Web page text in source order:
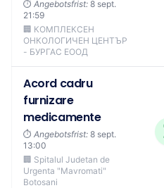
⏱️ Angebotsfrist: 8 sept.
21:59
🏢 КОМПЛЕКСЕН
ОНКОЛОГИЧЕН ЦЕНТЪР
- БУРГАС ЕООД
Acord cadru
furnizare
medicamente
⏱️ Angebotsfrist: 8 sept.
13:00
🏢 Spitalul Judetan de
Urgenta "Mavromati"
Botosani